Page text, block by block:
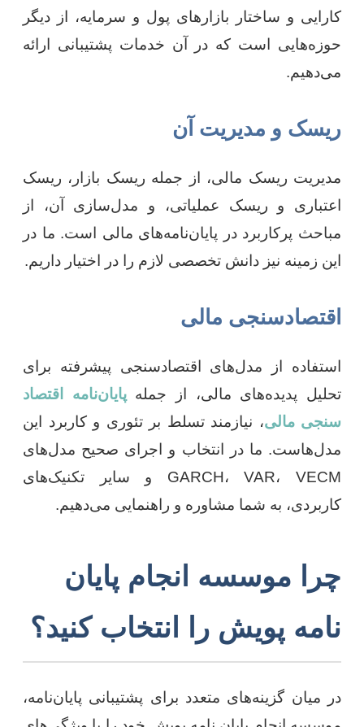
کارایی و ساختار بازارهای پول و سرمایه، از دیگر
حوزه‌هایی است که در آن خدمات پشتیبانی ارائه
می‌دهیم.
ریسک و مدیریت آن
مدیریت ریسک مالی، از جمله ریسک بازار، ریسک
اعتباری و ریسک عملیاتی، و مدل‌سازی آن، از
مباحث پرکاربرد در پایان‌نامه‌های مالی است. ما در
این زمینه نیز دانش تخصصی لازم را در اختیار داریم.
اقتصادسنجی مالی
استفاده از مدل‌های اقتصادسنجی پیشرفته برای
تحلیل پدیده‌های مالی، از جملهپایان‌نامه اقتصاد
سنجی مالی، نیازمند تسلط بر تئوری و کاربرد این
مدل‌هاست. ما در انتخاب و اجرای صحیح مدل‌های
GARCH، VAR، VECM و سایر تکنیک‌های
کاربردی، به شما مشاوره و راهنمایی می‌دهیم.
چرا موسسه انجام پایان
نامه پویش را انتخاب کنید؟
در میان گزینه‌های متعدد برای پشتیبانی پایان‌نامه،